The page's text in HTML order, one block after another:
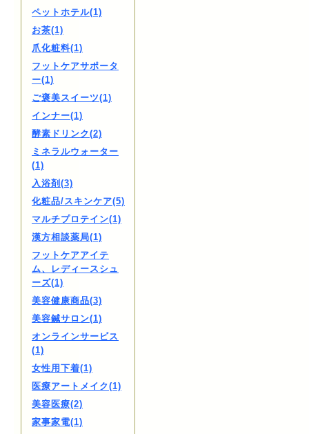
ペットホテル(1)
お茶(1)
爪化粧料(1)
フットケアサポータ
ー(1)
ご褒美スイーツ(1)
インナー(1)
酵素ドリンク(2)
ミネラルウォーター
(1)
入浴剤(3)
化粧品/スキンケア(5)
マルチプロテイン(1)
漢方相談薬局(1)
フットケアアイテ
ム、レディースシュ
ーズ(1)
美容健康商品(3)
美容鍼サロン(1)
オンラインサービス
(1)
女性用下着(1)
医療アートメイク(1)
美容医療(2)
家事家電(1)